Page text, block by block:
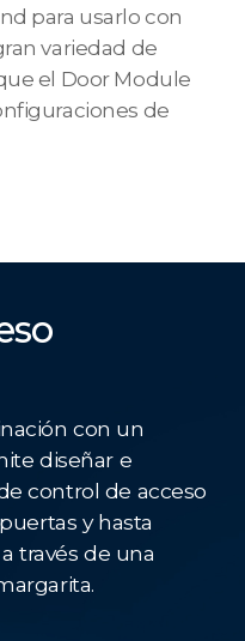
para usarlo con
variedad de
el Door Module
de
con un
diseñar e
control de acceso
y hasta
través de una